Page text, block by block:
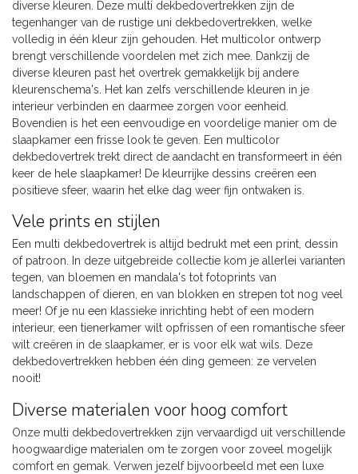
diverse kleuren. Deze multi dekbedovertrekken zijn de
tegenhanger van de rustige uni dekbedovertrekken, welke
volledig in één kleur zijn gehouden. Het multicolor ontwerp
brengt verschillende voordelen met zich mee. Dankzij de
diverse kleuren past het overtrek gemakkelijk bij andere
kleurenschema's. Het kan zelfs verschillende kleuren in je
interieur verbinden en daarmee zorgen voor eenheid.
Bovendien is het een eenvoudige en voordelige manier om de
slaapkamer een frisse look te geven. Een multicolor
dekbedovertrek trekt direct de aandacht en transformeert in één
keer de hele slaapkamer! De kleurrijke dessins creëren een
positieve sfeer, waarin het elke dag weer fijn ontwaken is.
Vele prints en stijlen
Een multi dekbedovertrek is altijd bedrukt met een print, dessin
of patroon. In deze uitgebreide collectie kom je allerlei varianten
tegen, van bloemen en mandala's tot fotoprints van
landschappen of dieren, en van blokken en strepen tot nog veel
meer! Of je nu een klassieke inrichting hebt of een modern
interieur, een tienerkamer wilt opfrissen of een romantische sfeer
wilt creëren in de slaapkamer, er is voor elk wat wils. Deze
dekbedovertrekken hebben één ding gemeen: ze vervelen
nooit!
Diverse materialen voor hoog comfort
Onze multi dekbedovertrekken zijn vervaardigd uit verschillende
hoogwaardige materialen om te zorgen voor zoveel mogelijk
comfort en gemak. Verwen jezelf bijvoorbeeld met een luxe